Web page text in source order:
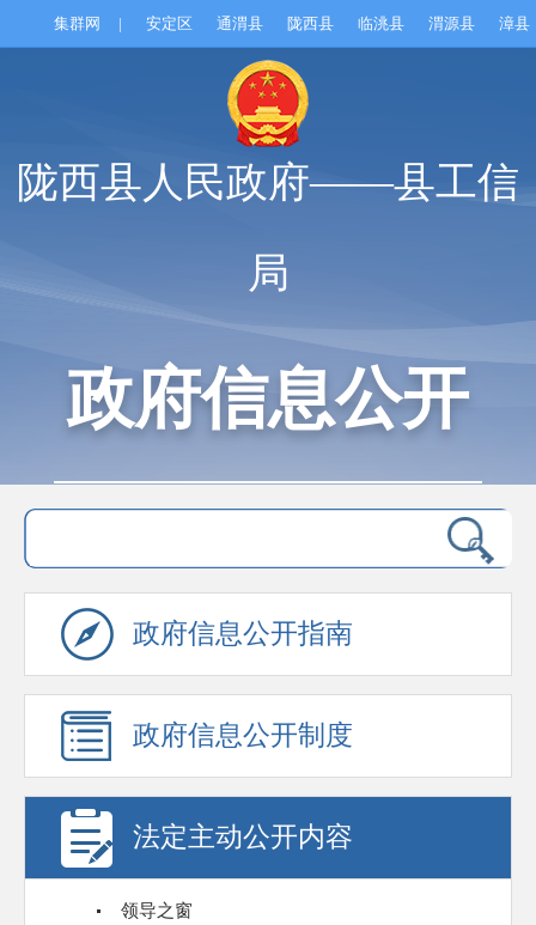
集群网 | 安定区 通渭县 陇西县 临洮县 渭源县 漳县
陇西县人民政府——县工信
局
政府信息公开
政府信息公开指南
政府信息公开制度
法定主动公开内容
领导之窗